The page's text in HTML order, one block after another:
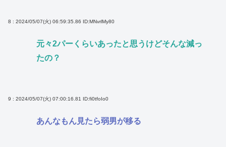
8 : 2024/05/07(火) 06:59:35.86 ID:MNvrlMy80
元々2パーくらいあったと思うけどそんな減っ
たの？
9 : 2024/05/07(火) 07:00:16.81 ID:fi0tfoIo0
あんなもん見たら弱男が移る